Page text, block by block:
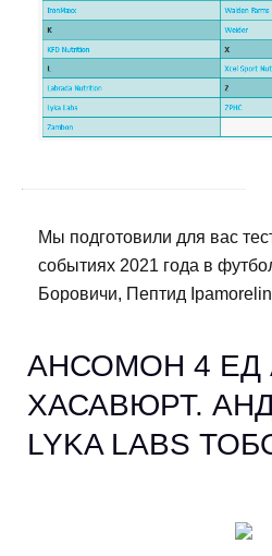
Мы подготовили для вас
событиях 2021 года в
Боровичи, Пептид
АНСОМОН 4 ЕД
ХАСАВЮРТ.
LYKA LABS